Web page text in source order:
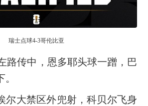
瑞士点球4-3哥伦比亚
路传中，恩多耶头球一蹭，巴
尔大禁区外兜射，科贝尔飞身